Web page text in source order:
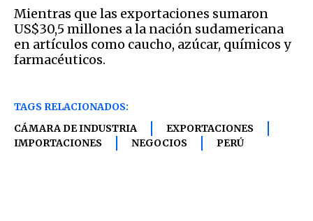
Mientras que las exportaciones sumaron
US$30,5 millones a la nación sudamericana
en artículos como caucho, azúcar, químicos y
farmacéuticos.
TAGS RELACIONADOS:
CÁMARA DE INDUSTRIA
EXPORTACIONES
IMPORTACIONES
NEGOCIOS PERÚ